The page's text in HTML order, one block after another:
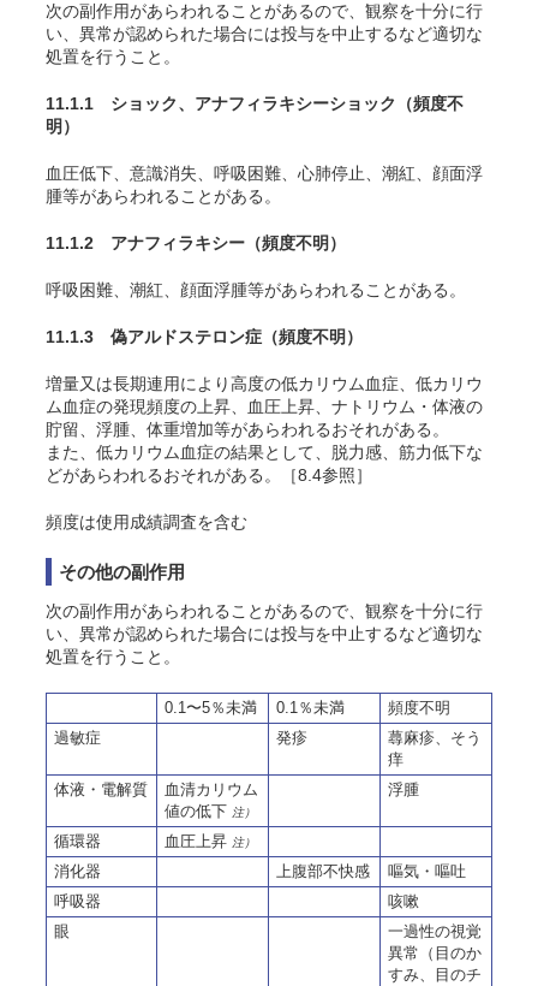
次の副作用があらわれることがあるので、観察を十分に行
い、異常が認められた場合には投与を中止するなど適切な
処置を行うこと。
11.1.1 ショック、アナフィラキシーショック
（頻度不
明）
血圧低下、意識消失、呼吸困難、心肺停止、潮紅、顔面浮
腫等があらわれることがある。
11.1.2 アナフィラキシー （頻度不明）
呼吸困難、潮紅、顔面浮腫等があらわれることがある。
11.1.3 偽アルドステロン症 （頻度不明）
増量又は長期連用により高度の低カリウム血症、低カリウ
ム血症の発現頻度の上昇、血圧上昇、ナトリウム・体液の
貯留、浮腫、体重増加等があらわれるおそれがある。
また、低カリウム血症の結果として、脱力感、筋力低下な
どがあらわれるおそれがある。［8.4参照］
頻度は使用成績調査を含む
その他の副作用
次の副作用があらわれることがあるので、観察を十分に行
い、異常が認められた場合には投与を中止するなど適切な
処置を行うこと。
0.1〜5％未満 0.1％未満
頻度不明
過敏症
発疹
蕁麻疹、そう
痒
体液・電解質
血清カリウム
値の低下 注）
浮腫
循環器 血圧上昇 注）
消化器 上腹部不快感
嘔気・嘔吐
呼吸器
咳嗽
眼
一過性の視覚
異常（目のか
すみ、目のチ